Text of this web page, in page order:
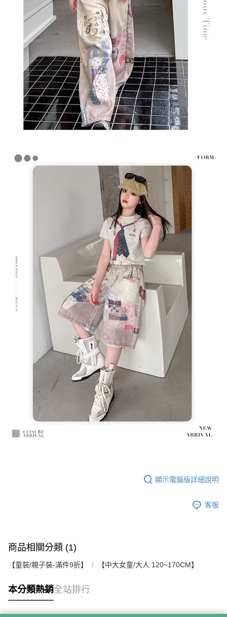
顯示電腦版詳細說明
客服
商品相關分類 (1)
【童裝/親子裝-滿件9折】 【中大女童/大人 120~170CM】
本分類熱銷全站排行